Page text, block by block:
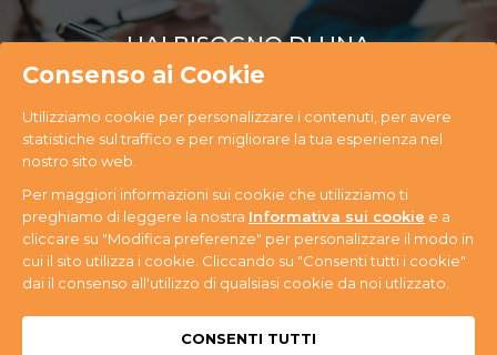
HAI BISOGNO DI UNA
CONSULENZA
SCOPRI DI PIÙ
PR Ecology S.r.l. Via Antonini, 14 - 33074
Fontanafredda (PN) - Tel. +39 0434 365059 - P.IVA
n. 01080580937
Privacy & Cookie
Consenso ai Cookie
Utilizziamo cookie per personalizzare i contenuti, per avere
statistiche sul traffico e per migliorare la tua esperienza nel
nostro sito web.
Per maggiori informazioni sui cookie che utilizziamo ti
preghiamo di leggere la nostra Informativa sui cookie e a
cliccare su "Modifica preferenze" per personalizzare il modo in
cui il sito utilizza i cookie. Cliccando su "Consenti tutti i cookie"
dai il consenso all'utilizzo di qualsiasi cookie da noi utlizzato.
CONSENTI TUTTI